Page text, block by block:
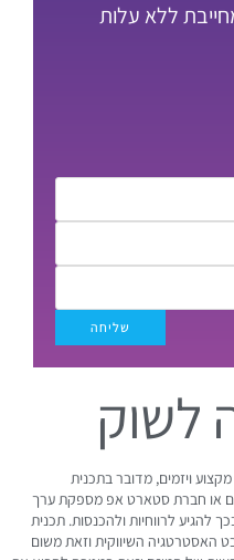
ללא עלות
לשוק
ויזמים, מדובר בתכנית
או חברת סטארט אפ מספקת ערך
להגיע לרווחיות ולהכנסות. תכנית
האסטרטגיה השיווקית וזאת משום